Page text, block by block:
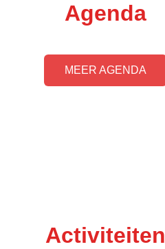
Agenda
MEER AGENDA
Activiteiten